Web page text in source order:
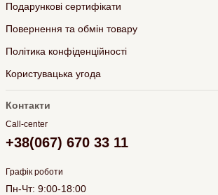
Подарункові сертифікати
Повернення та обмін товару
Політика конфіденційності
Користувацька угода
Контакти
Call-center
+38(067) 670 33 11
Графік роботи
Пн-Чт: 9:00-18:00